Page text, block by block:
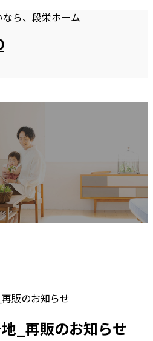
ら、段栄ホーム
ン
造り住宅・店舗リフォーム
販のお知らせ
_再販のお知らせ